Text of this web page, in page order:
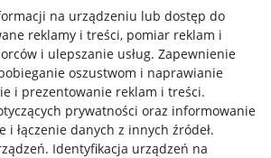
na urządzeniu lub dostęp do
reklamy i treści, pomiar reklam i
i ulepszanie usług. Zapewnienie
oszustwom i naprawianie
i prezentowanie reklam i treści.
prywatności oraz informowanie
i łączenie danych z innych źródeł.
. Identyfikacja urządzeń na